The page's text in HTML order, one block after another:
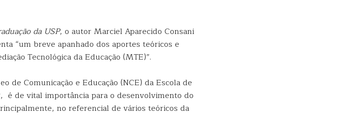
da USP, o autor Marciel Aparecido Consani
“um breve apanhado dos aportes teóricos e
Tecnológica da Educação (MTE)”.
de Comunicação e Educação (NCE) da Escola de
é de vital importância para o desenvolvimento do
no referencial de vários teóricos da